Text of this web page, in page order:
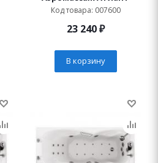
Код товара: 007600
23 240₽
В корзину